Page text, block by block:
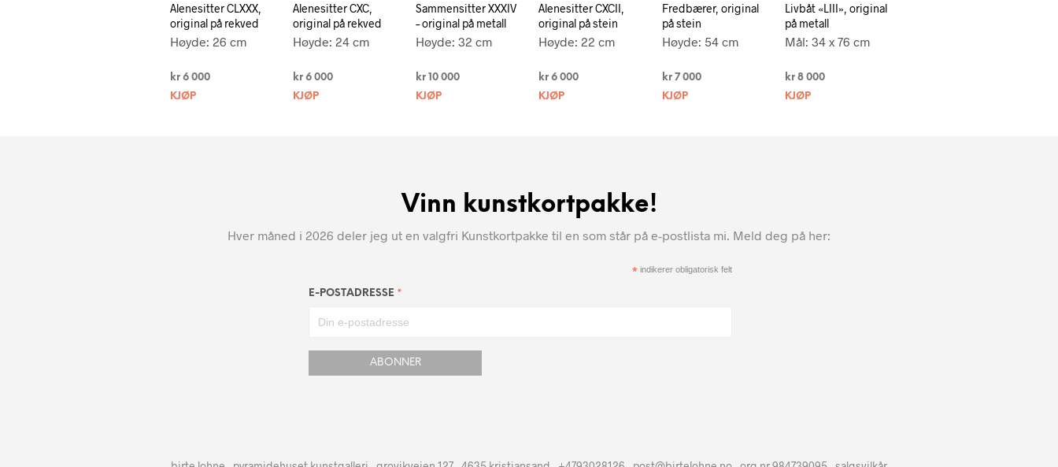
Alenesitter CLXXX,
original på rekved
Høyde: 26 cm
kr6 000
KJØP
Alenesitter CXC,
original på rekved
Høyde: 24 cm
kr6 000
KJØP
Sammensitter XXXIV
– original på metall
Høyde: 32 cm
kr 10 000
KJØP
Alenesitter CXCII,
original på stein
Høyde: 22 cm
kr 6 000
KJØP
Fredbærer, original
på stein
Høyde: 54 cm
kr7 000
KJØP
Livbåt «LIII», original
på metall
Mål: 34 x 76 cm
kr 8 000
KJØP
Vinn kunstkortpakke!
Hver måned i 2026 deler jeg ut en valgfri Kunstkortpakke til en som står på e-postlista mi. Meld deg på her:
*indikerer obligatorisk felt
E-POSTADRESSE *